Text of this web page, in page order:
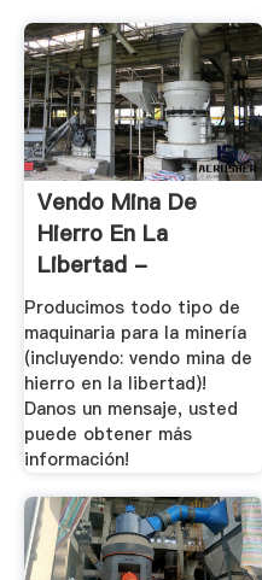
Vendo Mina De
Hierro En La
Libertad -
Trituradora .
Producimos todo tipo de
maquinaria para la minería
(incluyendo: vendo mina de
hierro en la libertad)!
Danos un mensaje, usted
puede obtener más
información!